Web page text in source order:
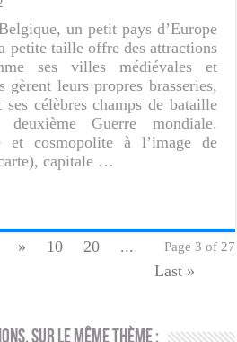
un petit pays d’Europe
petite taille offre des attractions
ses villes médiévales et
gèrent leurs propres brasseries,
ses célèbres champs de bataille
Guerre mondiale.
et cosmopolite à l’image de
capitale …
Page 3 of 27
» 10 20
...
Last »
Sur le même thème :